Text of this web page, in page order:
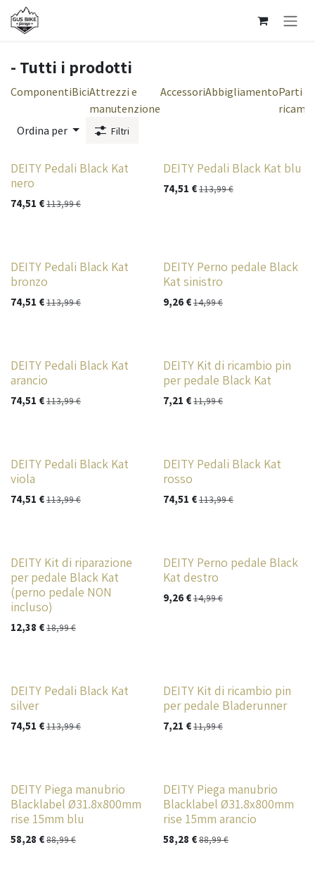
Passa al contenuto
- Tutti i prodotti
ComponentiBiciAttrezzi e
manutenzione
AccessoriAbbigliamentoParti di
Ordina per
Filtri
DEITY Pedali Black Kat
nero
74,51 €113,99€
DEITY Pedali Black Kat blu
74,51 €113,99€
DEITY Pedali Black Kat
bronzo
74,51 €113,99€
DEITY Perno pedale Black
Kat sinistro
9,26€14,99€
DEITY Pedali Black Kat
arancio
74,51 €113,99€
DEITY Kit di ricambio pin
per pedale Black Kat
7,21 €11,99€
DEITY Pedali Black Kat
viola
74,51 €113,99€
DEITY Pedali Black Kat
rosso
74,51 €113,99€
DEITY Kit di riparazione
per pedale Black Kat
(perno pedale NON
incluso)
12,38 €18,99€
DEITY Perno pedale Black
Kat destro
9,26€14,99€
DEITY Pedali Black Kat
silver
74,51 €113,99€
DEITY Kit di ricambio pin
per pedale Bladerunner
7,21 €11,99€
DEITY Piega manubrio
Blacklabel Ø31.8x800mm
rise 15mm blu
58,28 €88,99€
DEITY Piega manubrio
Blacklabel Ø31.8x800mm
rise 15mm arancio
58,28 €88,99€